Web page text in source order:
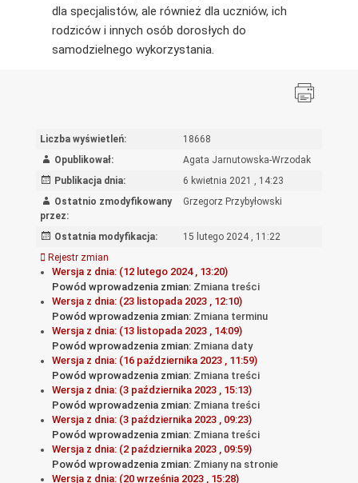
dla specjalistów, ale również dla uczniów, ich
rodziców i innych osób dorosłych do
samodzielnego wykorzystania.
Liczba wyświetleń:
18668
Opublikował:
Agata Jarnutowska-Wrzodak
Publikacja dnia:
6 kwietnia 2021 , 14:23
Ostatnio zmodyfikowany
przez:
Grzegorz Przybyłowski
Ostatnia modyfikacja:
15 lutego 2024 , 11:22
Rejestr zmian
Wersja z dnia: (12 lutego 2024 , 13:20)
Powód wprowadzenia zmian: Zmiana treści
Wersja z dnia: (23 listopada 2023 , 12:10)
Powód wprowadzenia zmian: Zmiana terminu
Wersja z dnia: (13 listopada 2023 , 14:09)
Powód wprowadzenia zmian: Zmiana daty
Wersja z dnia: (16 października 2023 , 11:59)
Powód wprowadzenia zmian: Zmiana treści
Wersja z dnia: (3 października 2023 , 15:13)
Powód wprowadzenia zmian: Zmiana treści
Wersja z dnia: (3 października 2023 , 09:23)
Powód wprowadzenia zmian: Zmiana treści
Wersja z dnia: (2 października 2023 , 09:59)
Powód wprowadzenia zmian: Zmiany na stronie
Wersja z dnia: (20 września 2023 , 15:28)